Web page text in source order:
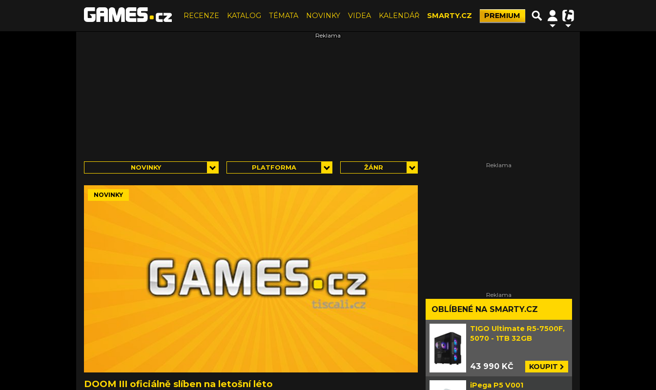
RECENZE KATALOG TÉMATA NOVINKY VIDEA KALENDÁŘ SMARTY.CZ PREMIUM
NOVINKY PLATFORMA ŽÁNR
NOVINKY
DOOM III oficiálně slíben na letošní léto
OBLÍBENÉ NA SMARTY.CZ
TIGO Ultimate R5-7500F,
5070 - 1TB 32GB
43 990 KČ KOUPIT
iPega P5 V001